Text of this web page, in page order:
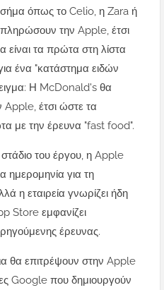
όπως το Celio, η Zara ή
την Apple, έτσι
είναι τα πρώτα στη λίστα
ένα "κατάστημα ειδών
Η McDonald's θα
έτσι ώστε τα
με την έρευνα "fast food".
του έργου, η Apple
ημερομηνία για τη
η εταιρεία γνωρίζει ήδη
Store εμφανίζει
έρευνας.
θα επιτρέψουν στην Apple
Google που δημιουργούν